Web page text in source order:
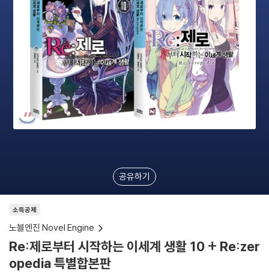
공유하기
소득공제
노블엔진 Novel Engine
Re:제로부터 시작하는 이세계 생활 10 + Re:zer
opedia 특별합본판